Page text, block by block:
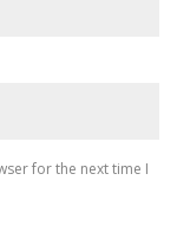
for the next time I